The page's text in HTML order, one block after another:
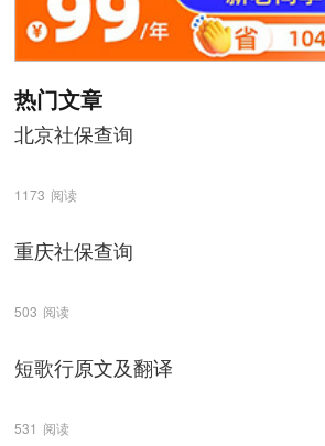
热门文章
北京社保查询
1173 阅读
重庆社保查询
503 阅读
短歌行原文及翻译
531 阅读